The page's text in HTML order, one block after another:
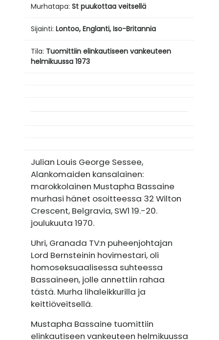
Murhatapa: St puukottaa veitsellä
Sijainti: Lontoo, Englanti, Iso-Britannia
Tila: Tuomittiin elinkautiseen vankeuteen
helmikuussa 1973
Julian Louis George Sessee,
Alankomaiden kansalainen:
marokkolainen Mustapha Bassaine
murhasi hänet osoitteessa 32 Wilton
Crescent, Belgravia, SW1 19.-20.
joulukuuta 1970.
Uhri, Granada TV:n puheenjohtajan
Lord Bernsteinin hovimestari, oli
homoseksuaalisessa suhteessa
Bassaineen, jolle annettiin rahaa
tästä. Murha lihaleikkurilla ja
keittiöveitsellä.
Mustapha Bassaine tuomittiin
elinkautiseen vankeuteen helmikuussa